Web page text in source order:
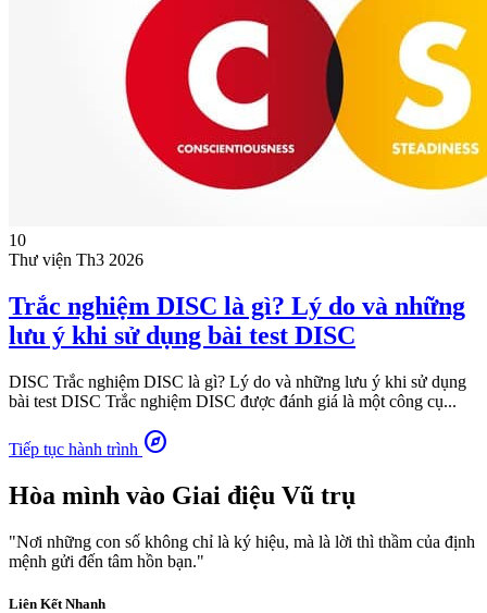
10
Thư viện Th3 2026
Trắc nghiệm DISC là gì? Lý do và những
lưu ý khi sử dụng bài test DISC
DISC Trắc nghiệm DISC là gì? Lý do và những lưu ý khi sử dụng
bài test DISC Trắc nghiệm DISC được đánh giá là một công cụ...
Tiếp tục hành trình explore
Hòa mình vào Giai điệu Vũ trụ
"Nơi những con số không chỉ là ký hiệu, mà là lời thì thầm của định
mệnh gửi đến tâm hồn bạn."
Liên Kết Nhanh